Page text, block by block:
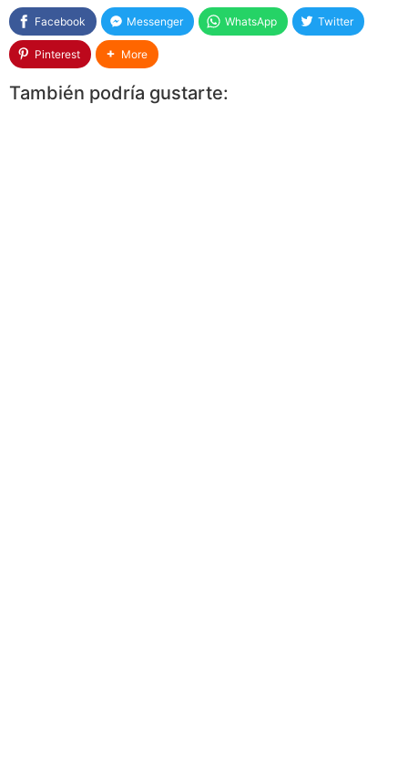
Facebook Messenger WhatsApp Twitter
Pinterest More
También podría gustarte: